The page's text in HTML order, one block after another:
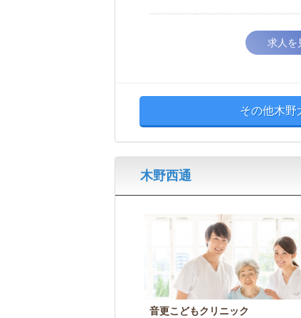
求人を
その他木
木野西通
音更こどもクリニック